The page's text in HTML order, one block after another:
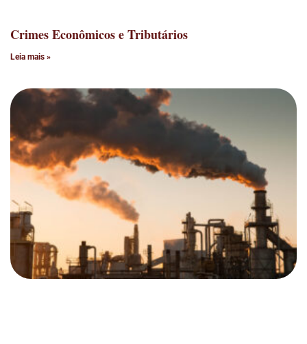
Crimes Econômicos e Tributários
Leia mais »